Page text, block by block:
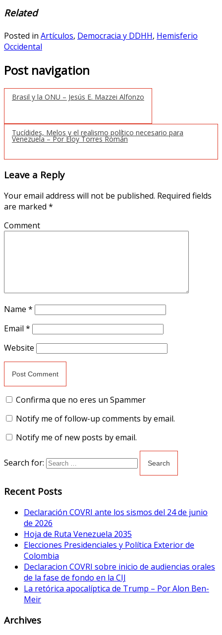
Related
Posted in Artículos, Democracia y DDHH, Hemisferio
Occidental
Post navigation
Brasil y la ONU – Jesús E. Mazzei Alfonzo
Tucídides, Melos y el realismo político necesario para
Venezuela – Por Eloy Torres Román
Leave a Reply
Your email address will not be published. Required fields
are marked *
Comment
Name *
Email *
Website
Confirma que no eres un Spammer
Notify me of follow-up comments by email.
Notify me of new posts by email.
Search for:
Recent Posts
Declaración COVRI ante los sismos del 24 de junio
de 2026
Hoja de Ruta Venezuela 2035
Elecciones Presidenciales y Política Exterior de
Colombia
Declaracion COVRI sobre inicio de audiencias orales
de la fase de fondo en la CIJ
La retórica apocalíptica de Trump – Por Alon Ben-
Meir
Archives